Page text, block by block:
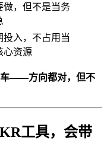
做，但不是当务
投入，不占用当
心资源
车——方向都对，但不
工具，会带